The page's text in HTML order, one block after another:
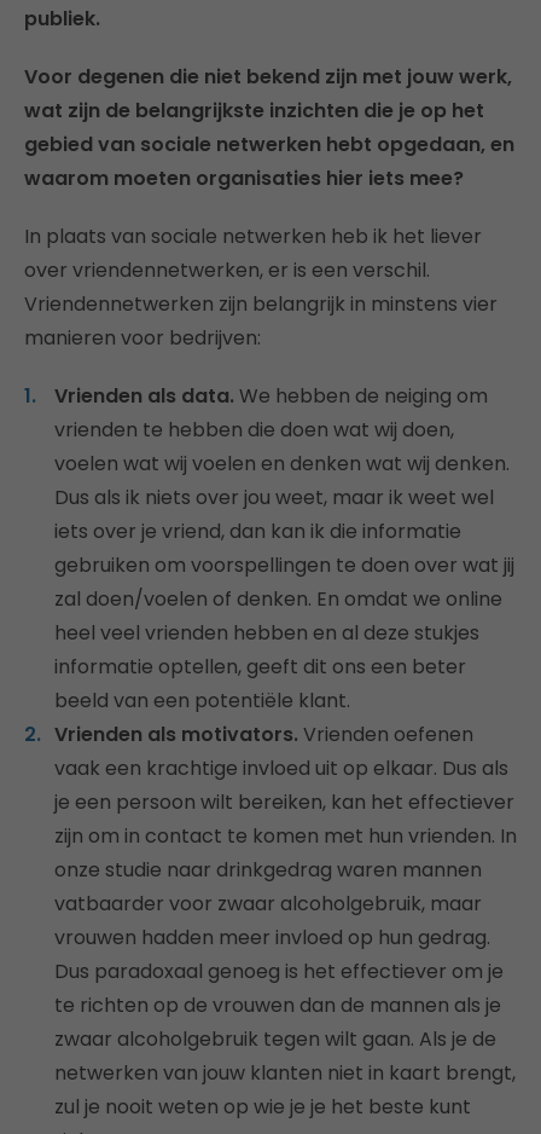
publiek.
Voor degenen die niet bekend zijn met jouw werk,
wat zijn de belangrijkste inzichten die je op het
gebied van sociale netwerken hebt opgedaan, en
waarom moeten organisaties hier iets mee?
In plaats van sociale netwerken heb ik het liever
over vriendennetwerken, er is een verschil.
Vriendennetwerken zijn belangrijk in minstens vier
manieren voor bedrijven:
Vrienden als data. We hebben de neiging om
vrienden te hebben die doen wat wij doen,
voelen wat wij voelen en denken wat wij denken.
Dus als ik niets over jou weet, maar ik weet wel
iets over je vriend, dan kan ik die informatie
gebruiken om voorspellingen te doen over wat jij
zal doen/voelen of denken. En omdat we online
heel veel vrienden hebben en al deze stukjes
informatie optellen, geeft dit ons een beter
beeld van een potentiële klant.
Vrienden als motivators. Vrienden oefenen
vaak een krachtige invloed uit op elkaar. Dus als
je een ​​persoon wilt bereiken, kan het effectiever
zijn om in contact te komen met hun vrienden. In
onze studie naar drinkgedrag waren mannen
vatbaarder voor zwaar alcoholgebruik, maar
vrouwen hadden meer invloed op hun gedrag.
Dus paradoxaal genoeg is het effectiever om je
te richten op de vrouwen dan de mannen als je
zwaar alcoholgebruik tegen wilt gaan. Als je de
netwerken van jouw klanten niet in kaart brengt,
zul je nooit weten op wie je je het beste kunt